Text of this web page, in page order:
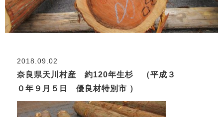
2018.09.02
奈良県天川村産 約120年生杉 （平成３
０年９月５日 優良材特別市 ）